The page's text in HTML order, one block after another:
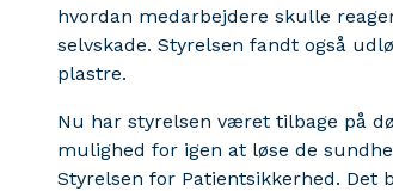
hvordan medarbejdere skulle
selvskade. Styrelsen fandt også
plastre.
Nu har styrelsen været tilbage på
mulighed for igen at løse de
Styrelsen for Patientsikkerhed. Det